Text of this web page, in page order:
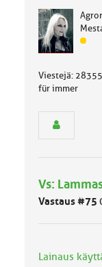
i
n
e
n
i
h
J
s
u
o
Viestejä: 28355
für immer
Vs:
Vastaus #75
Lainaus